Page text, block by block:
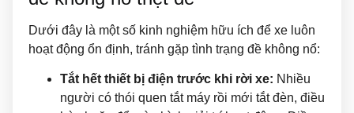
Dưới đây là một số kinh nghiệm hữu ích để xe luôn
hoạt động ổn định, tránh gặp tình trạng đề không nổ:
Tắt hết thiết bị điện trước khi rời xe: Nhiều
người có thói quen tắt máy rồi mới tắt đèn, điều